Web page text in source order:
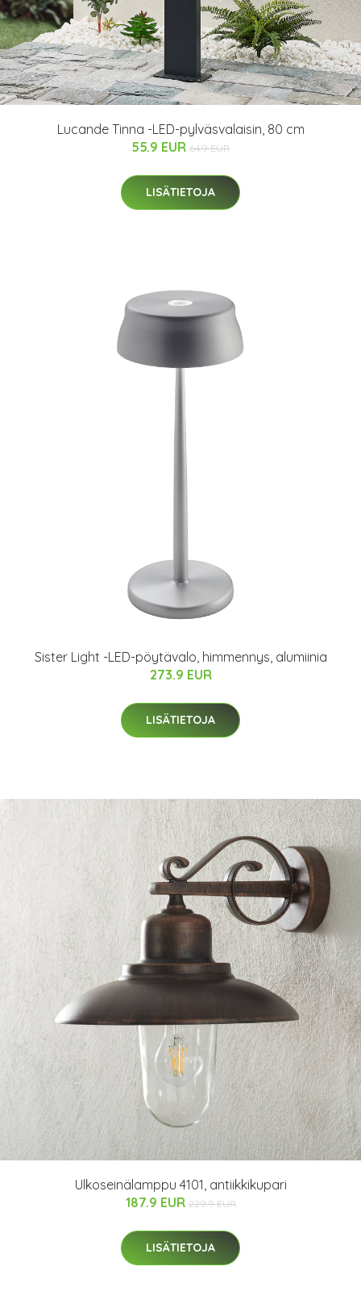
Lucande Tinna -LED-pylväsvalaisin, 80 cm
55.9 EUR 64.9 EUR
LISÄTIETOJA
Sister Light -LED-pöytävalo, himmennys, alumiinia
273.9 EUR
LISÄTIETOJA
Ulkoseinälamppu 4101, antiikkikupari
187.9 EUR 229.9 EUR
LISÄTIETOJA